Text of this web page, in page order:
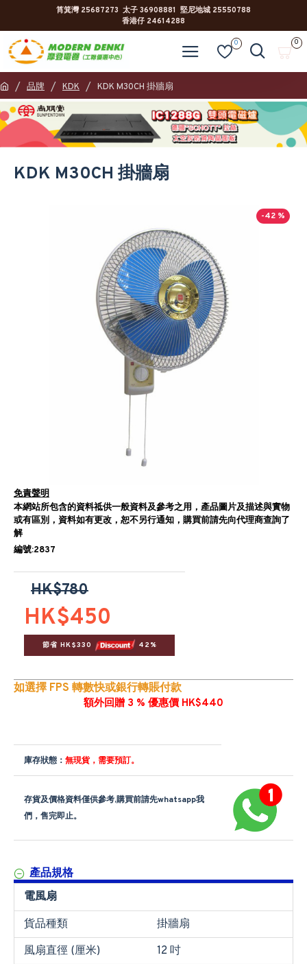
筲箕灣 25687273 太子 36908881 堅尼地城 25550788
香港仔 24614288
0 0
品牌 KDK KDK M30CH 掛牆扇
KDK M30CH 掛牆扇
-42 %
免責聲明
本網站所包含的資料祗供一般資料及參考之用，產品圖片及描述與實物
或有區別，資料如有更改，恕不另行通知，購買前請先向代理商查詢了
解
編號:2837
HK$450
HK$780
節省 HK$330 42%
如選擇 FPS 轉數快或銀行轉賬付款
額外回贈 3 % 優惠價 HK$440
庫存狀態： 無現貨，需要預訂。
存貨及價格資料僅供參考,購買前請先whatsapp我
們，售完即止。
產品規格
電風扇
貨品種類
掛牆扇
風扇直徑 (厘米)
12 吋